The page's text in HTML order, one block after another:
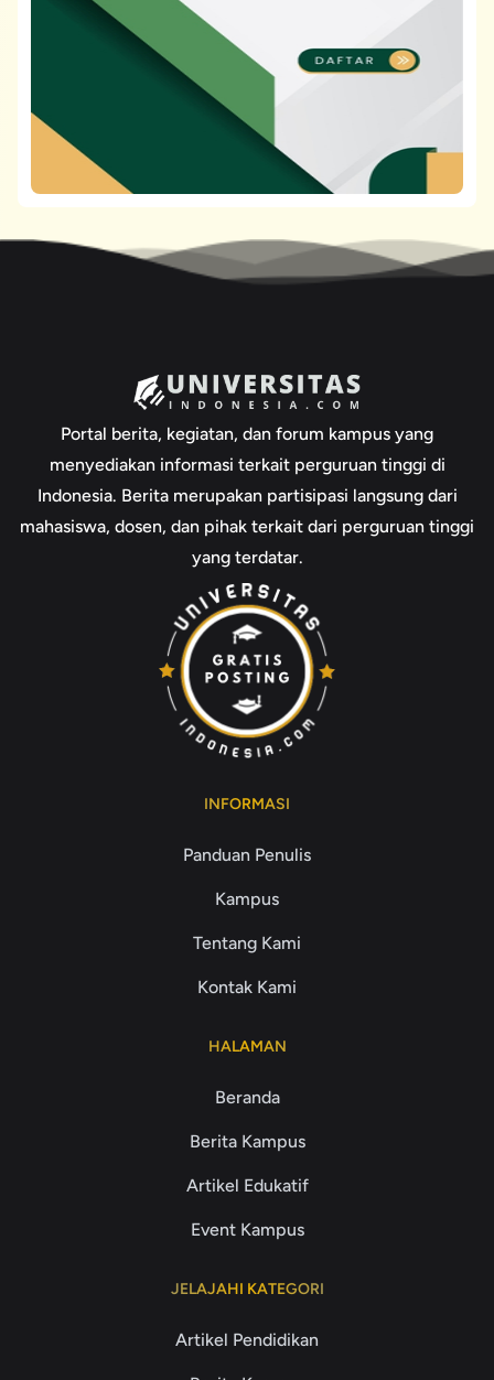
Portal berita, kegiatan, dan forum kampus yang
menyediakan informasi terkait perguruan tinggi di
Indonesia. Berita merupakan partisipasi langsung dari
mahasiswa, dosen, dan pihak terkait dari perguruan tinggi
yang terdatar.
INFORMASI
Panduan Penulis
Kampus
Tentang Kami
Kontak Kami
HALAMAN
Beranda
Berita Kampus
Artikel Edukatif
Event Kampus
JELAJAHI KATEGORI
Artikel Pendidikan